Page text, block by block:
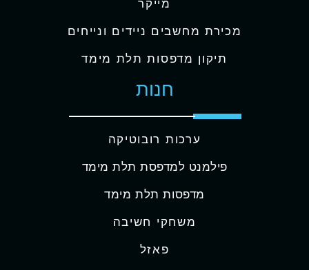
מייקר
מכירת מחשבים ניידים ונייחים
תיקון מדפסות תלת מימד
חנות
ערכות רובוטיקה
פילמנט למדפסת תלת מימד
מדפסות תלת מימד
משחקי חשיבה
פאזל